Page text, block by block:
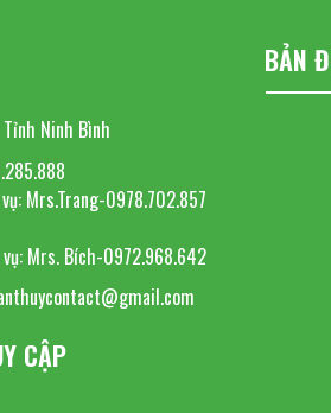
Ninh Bình
Mrs.Trang-0978.702.857
Mrs. Bích-0972.968.642
CẬP
BẢN